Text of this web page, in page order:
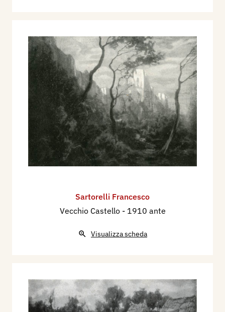
Sartorelli Francesco
Vecchio Castello - 1910 ante
Visualizza scheda